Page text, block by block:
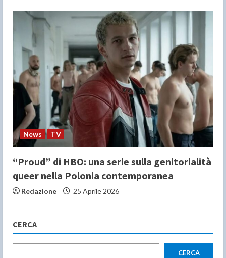
News TV
“Proud” di HBO: una serie sulla genitorialità
queer nella Polonia contemporanea
Redazione 25 Aprile 2026
CERCA
CERCA